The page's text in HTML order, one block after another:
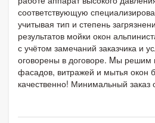
соответствующую
учитывая тип и степень
результатов мойки окон
с учётом замечаний заказчика и
оговорены в договоре. Mы
фасадов, витражей и мытья окон
качественно! Минимальный заказ